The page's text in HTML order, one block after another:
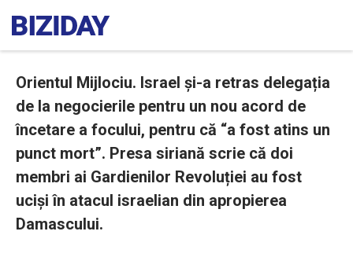
Orientul Mijlociu. Israel și-a retras delegația
de la negocierile pentru un nou acord de
încetare a focului, pentru că “a fost atins un
punct mort”. Presa siriană scrie că doi
membri ai Gardienilor Revoluției au fost
uciși în atacul israelian din apropierea
Damascului.